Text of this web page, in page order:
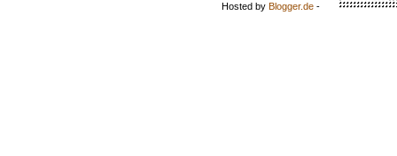
Hosted by Blogger.de -